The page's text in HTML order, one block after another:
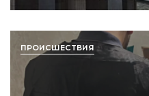
ПРОИСШЕСТВИЯ